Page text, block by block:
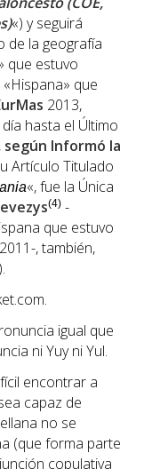
«) y seguirá
de la geografía
que estuvo
que
2013,
día hasta el Último
según Informó la
Artículo Titulado
«, fue la Única
(4) -
que estuvo
, también,
igual que
ni Yuy ni Yul.
encontrar a
capaz de
no se
(que forma parte
copulativa